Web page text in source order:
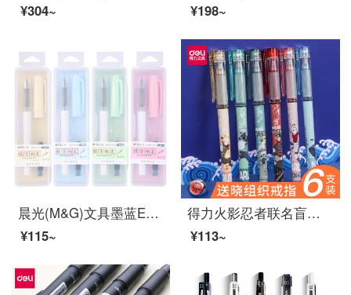
¥304~
¥198~
晨光(M&G)文具墨蓝EF可换墨囊钢笔 学生练字墨水笔套装(笔*1+吸墨器*1+墨囊*1) 颜色随机HAFP1233B1
¥115~
得力火影忍者联名盲盒中性笔全针管黑色水笔签字笔0.5mm学生办公高颜值ins速干 【火影忍者】盲盒笔4支装
¥113~